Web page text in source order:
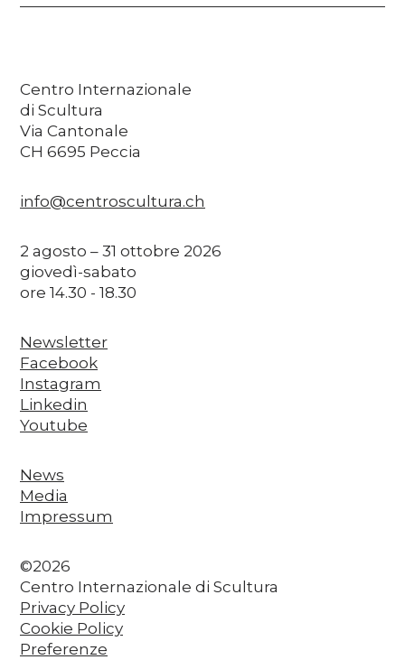
Centro Internazionale
di Scultura
Via Cantonale
CH 6695 Peccia
info@centroscultura.ch
2 agosto – 31 ottobre 2026
giovedì-sabato
ore 14.30 - 18.30
Newsletter
Facebook
Instagram
Linkedin
Youtube
News
Media
Impressum
©2026
Centro Internazionale di Scultura
Privacy Policy
Cookie Policy
Preferenze